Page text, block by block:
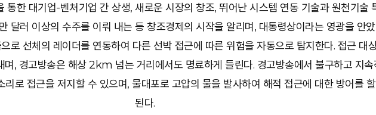
통한 대기업-벤처기업 간 상생, 새로운 시장의 창조, 뛰어난 시스템 연동 기술과 원천기술
달러 이상의 수주를 이뤄 내는 등 창조경제의 시작을 알리며, 대통령상이라는 영광을 안
로 선체의 레이더를 연동하여 다른 선박 접근에 따른 위험을 자동으로 탐지한다. 접근 대
며, 경고방송은 해상 2km 넘는 거리에서도 명료하게 들린다. 경고방송에서 불구하고 지속
로 접근을 저지할 수 있으며, 물대포로 고압의 물을 발사하여 해적 접근에 대한 방어를 할
된다.